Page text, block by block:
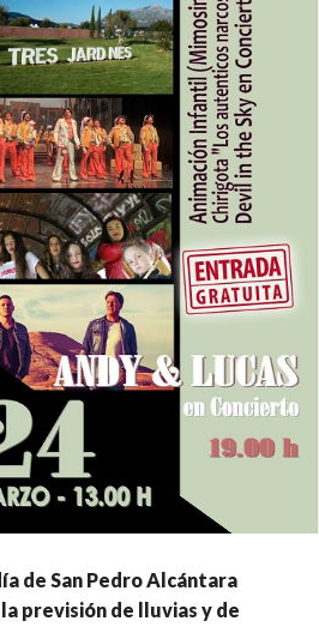
de San Pedro Alcántara
previsión de lluvias y de